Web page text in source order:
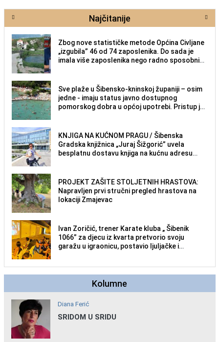
Najčitanije
Zbog nove statističke metode Općina Civljane
„izgubila” 46 od 74 zaposlenika. Do sada je
imala više zaposlenika nego radno sposobnih
Sve plaže u Šibensko-kninskoj županiji – osim
jedne - imaju status javno dostupnog
pomorskog dobra u općoj upotrebi. Pristup je
KNJIGA NA KUĆNOM PRAGU / Šibenska
Gradska knjižnica „Juraj Šižgorić” uvela
besplatnu dostavu knjiga na kućnu adresu
PROJEKT ZAŠITE STOLJETNIH HRASTOVA:
Napravljen prvi stručni pregled hrastova na
lokaciji Zmajevac
Ivan Zoričić, trener Karate kluba „ Šibenik
1066” za djecu iz kvarta pretvorio svoju
garažu u igraonicu, postavio ljuljačke i
Kolumne
Diana Ferić
SRIDOM U SRIDU